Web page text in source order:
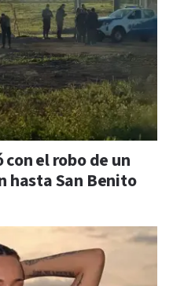
el robo de un
hasta San Benito